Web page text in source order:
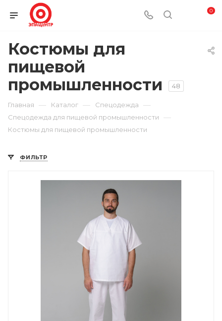
0
Костюмы для
пищевой
промышленности
48
Главная — Каталог — Спецодежда —
Спецодежда для пищевой промышленности —
Костюмы для пищевой промышленности
ФИЛЬТР